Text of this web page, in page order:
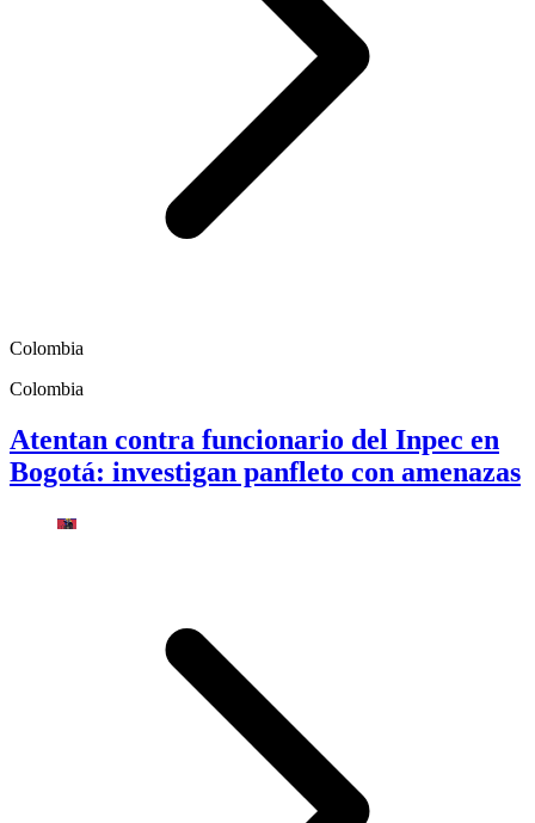
Colombia
Colombia
Atentan contra funcionario del Inpec en
Bogotá: investigan panfleto con amenazas